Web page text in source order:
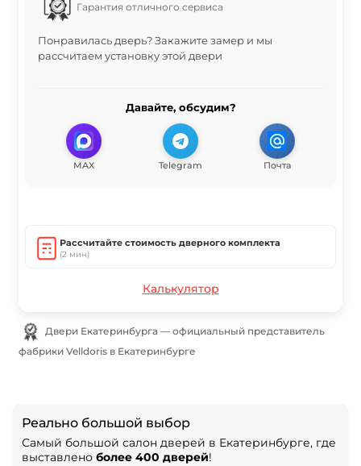
Гарантия отличного сервиса
Понравилась дверь? Закажите замер и мы
рассчитаем установку этой двери
Давайте, обсудим?
MAX Telegram Почта
Рассчитайте стоимость дверного комплекта
(2 мин)
Калькулятор
Двери Екатеринбурга — официальный представитель
фабрики Velldoris в Екатеринбурге
Реально большой выбор
Самый большой салон дверей в Екатеринбурге, где
выставлено более 400 дверей!